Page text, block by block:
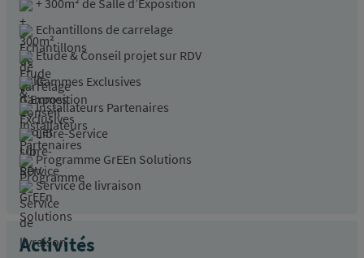
Echantillons de carrelage
Etude & Conseil projet sur RDV
Gammes Exclusives
Installateurs Partenaires
Libre-Service
Programme GrEEn Solutions
Service de livraison
Activités